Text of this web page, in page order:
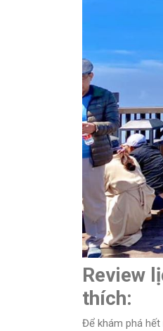
Review
thích:
Để khám phá